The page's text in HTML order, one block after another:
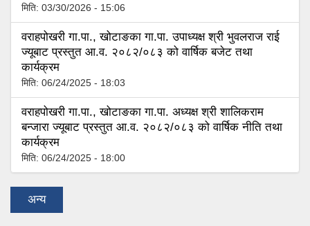
मिति: 03/30/2026 - 15:06
वराहपोखरी गा.पा., खोटाङका गा.पा. उपाध्यक्ष श्री भुवलराज राई
ज्यूबाट प्रस्तुत आ.व. २०८२/०८३ को वार्षिक बजेट तथा
कार्यक्रम
मिति: 06/24/2025 - 18:03
वराहपोखरी गा.पा., खोटाङका गा.पा. अध्यक्ष श्री शालिकराम
बन्जारा ज्यूबाट प्रस्तुत आ.व. २०८२/०८३ को वार्षिक नीति तथा
कार्यक्रम
मिति: 06/24/2025 - 18:00
अन्य